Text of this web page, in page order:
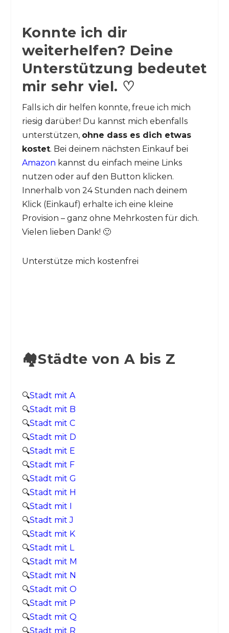
Konnte ich dir
weiterhelfen? Deine
Unterstützung bedeutet
mir sehr viel. ♡
Falls ich dir helfen konnte, freue ich mich
riesig darüber! Du kannst mich ebenfalls
unterstützen, ohne dass es dich etwas
kostet. Bei deinem nächsten Einkauf bei
Amazon kannst du einfach meine Links
nutzen oder auf den Button klicken.
Innerhalb von 24 Stunden nach deinem
Klick (Einkauf) erhalte ich eine kleine
Provision – ganz ohne Mehrkosten für dich.
Vielen lieben Dank! 🙂
Unterstütze mich kostenfrei
🏘️Städte von A bis Z
🔍Stadt mit A
🔍Stadt mit B
🔍Stadt mit C
🔍Stadt mit D
🔍Stadt mit E
🔍Stadt mit F
🔍Stadt mit G
🔍Stadt mit H
🔍Stadt mit I
🔍Stadt mit J
🔍Stadt mit K
🔍Stadt mit L
🔍Stadt mit M
🔍Stadt mit N
🔍Stadt mit O
🔍Stadt mit P
🔍Stadt mit Q
🔍Stadt mit R